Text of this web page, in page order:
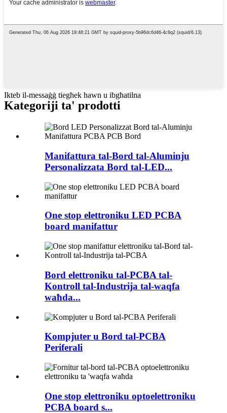
Ikteb il-messaġġ tiegħek hawn u ibgħatilna
Kategoriji ta' prodotti
Manifattura tal-Bord tal-Aluminju
Personalizzata Bord tal-LED...
One stop elettroniku LED PCBA
board manifattur
Bord elettroniku tal-PCBA tal-
Kontroll tal-Industrija tal-waqfa
waħda...
Kompjuter u Bord tal-PCBA
Periferali
One stop elettroniku optoelettroniku
PCBA board s...